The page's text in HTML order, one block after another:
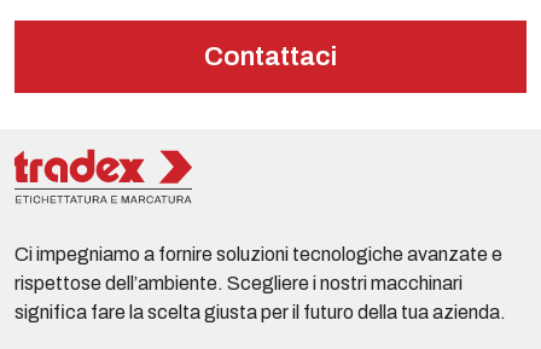
Contattaci
Ci impegniamo a fornire soluzioni tecnologiche avanzate e
rispettose dell’ambiente. Scegliere i nostri macchinari
significa fare la scelta giusta per il futuro della tua azienda.